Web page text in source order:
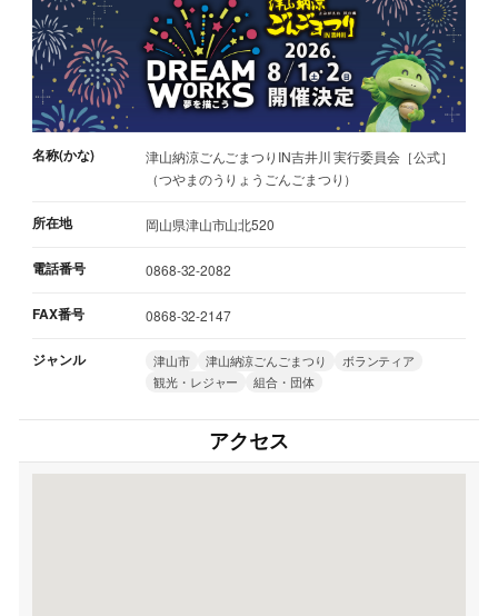
名称(かな)
津山納涼ごんごまつりIN吉井川 実行委員会［公式］
（つやまのうりょうごんごまつり）
所在地 岡山県津山市山北520
電話番号 0868-32-2082
FAX番号 0868-32-2147
ジャンル 津山市 津山納涼ごんごまつり
ボランティア
観光・レジャー
組合・団体
アクセス